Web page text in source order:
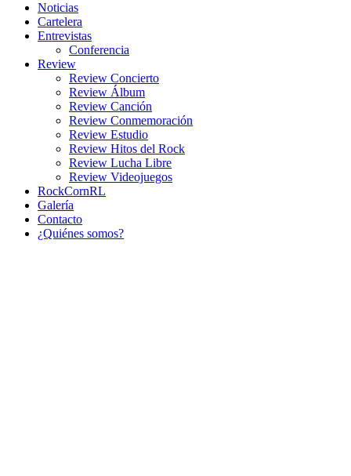
Noticias
Cartelera
Entrevistas
Conferencia
Review
Review Concierto
Review Álbum
Review Canción
Review Conmemoración
Review Estudio
Review Hitos del Rock
Review Lucha Libre
Review Videojuegos
RockCornRL
Galería
Contacto
¿Quiénes somos?